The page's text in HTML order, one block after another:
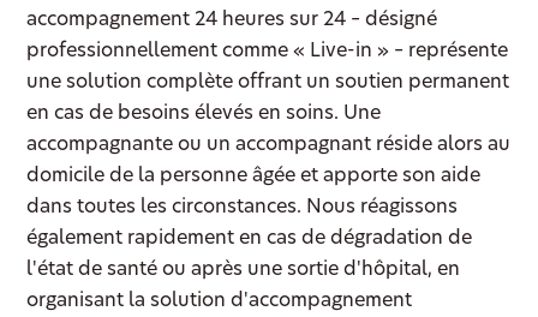
accompagnement 24 heures sur 24 – désigné
professionnellement comme « Live-in » – représente
une solution complète offrant un soutien permanent
en cas de besoins élevés en soins. Une
accompagnante ou un accompagnant réside alors au
domicile de la personne âgée et apporte son aide
dans toutes les circonstances. Nous réagissons
également rapidement en cas de dégradation de
l'état de santé ou après une sortie d'hôpital, en
organisant la solution d'accompagnement